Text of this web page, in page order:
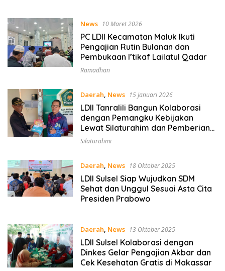
News 10 Maret 2026
PC LDII Kecamatan Maluk Ikuti
Pengajian Rutin Bulanan dan
Pembukaan I’tikaf Lailatul Qadar
Ramadhan
Daerah, News 15 Januari 2026
LDII Tanralili Bangun Kolaborasi
dengan Pemangku Kebijakan
Lewat Silaturahim dan Pemberian
Majalah Nuansa Persada
Silaturahmi
Daerah, News 18 Oktober 2025
LDII Sulsel Siap Wujudkan SDM
Sehat dan Unggul Sesuai Asta Cita
Presiden Prabowo
Daerah, News 13 Oktober 2025
LDII Sulsel Kolaborasi dengan
Dinkes Gelar Pengajian Akbar dan
Cek Kesehatan Gratis di Makassar